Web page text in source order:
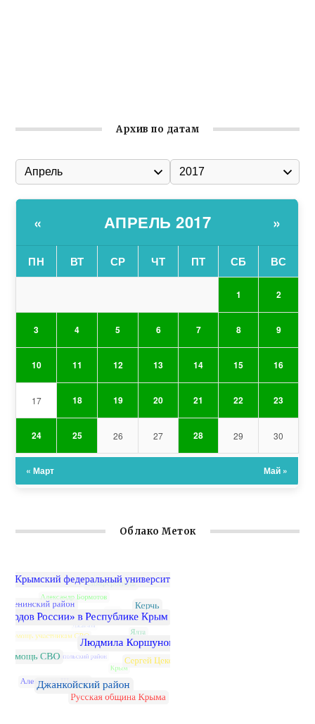
Архив по датам
« АПРЕЛЬ 2017 »
ПН ВТ СР ЧТ ПТ СБ ВС
1 2
3 4 5 6 7 8 9
10 11 12 13 14 15 16
17 18 19 20 21 22 23
24 25 26 27 28 29 30
« Март Май »
Облако Меток